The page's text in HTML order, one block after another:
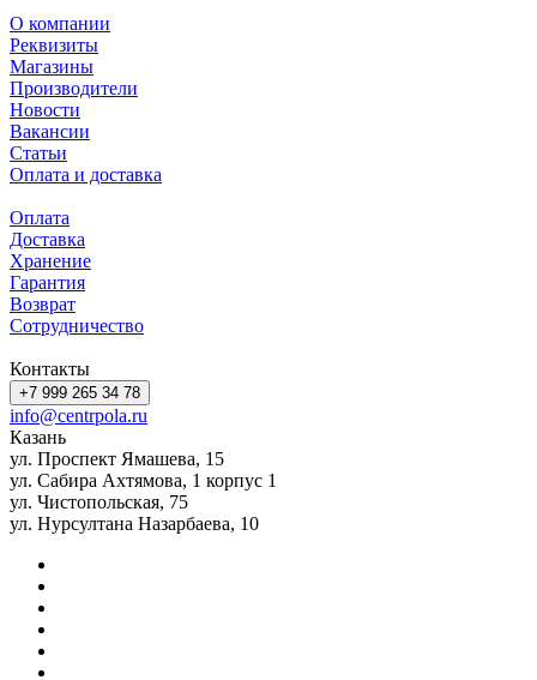
О компании
Реквизиты
Магазины
Производители
Новости
Вакансии
Статьи
Оплата и доставка
Оплата
Доставка
Хранение
Гарантия
Возврат
Сотрудничество
Контакты
+7 999 265 34 78
info@centrpola.ru
Казань
ул. Проспект Ямашева, 15
ул. Сабира Ахтямова, 1 корпус 1
ул. Чистопольская, 75
ул. Нурсултана Назарбаева, 10